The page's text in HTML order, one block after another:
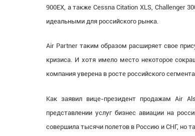
900EX, а также Cessna Citation XLS, Challenger
идеальными для российского рынка.
Air Partner таким образом расширяет свое
кризиса. И хотя имело место некоторое
компания уверена в росте российского
Как заявил вице-президент продажам Air
представлении услуг бизнес авиации на
совершила тысячи полетов в Россию и СНГ, но